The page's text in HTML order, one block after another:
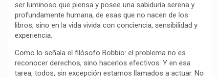
ser luminoso que piensa y posee una sabiduría serena y
profundamente humana, de esas que no nacen de los
libros, sino en la vida vivida con conciencia, sensibilidad y
experiencia.
Como lo señala el filósofo Bobbio: el problema no es
reconocer derechos, sino hacerlos efectivos. Y en esa
tarea, todos, sin excepción estamos llamados a actuar. No